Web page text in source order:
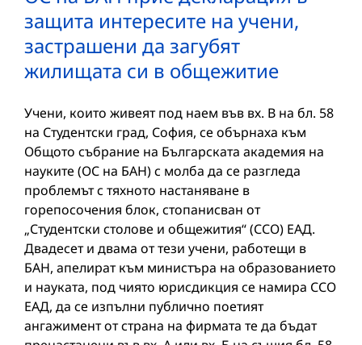
защита интересите на учени,
застрашени да загубят
жилищата си в общежитие
Учени, които живеят под наем във вх. В на бл. 58
на Студентски град, София, се обърнаха към
Общото събрание на Българската академия на
науките (ОС на БАН) с молба да се разгледа
проблемът с тяхното настаняване в
горепосочения блок, стопанисван от
„Студентски столове и общежития“ (ССО) ЕАД.
Двадесет и двама от тези учени, работещи в
БАН, апелират към министъра на образованието
и науката, под чиято юрисдикция се намира ССО
ЕАД, да се изпълни публично поетият
ангажимент от страна на фирмата те да бъдат